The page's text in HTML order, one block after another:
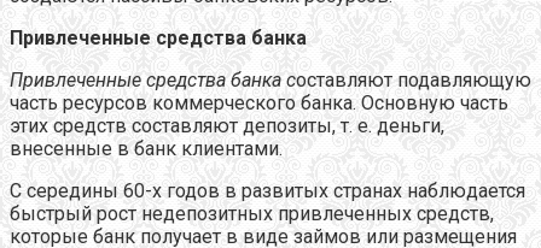
Привлеченные средства банка
Привлеченные средства банка составляют подавляющую
часть ресурсов коммерческого банка. Основную часть
этих средств составляют депозиты, т. е. деньги,
внесенные в банк клиентами.
С середины 60-х годов в развитых странах наблюдается
быстрый рост недепозитных привлеченных средств,
которые банк получает в виде займов или размещения